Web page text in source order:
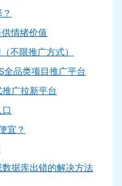
情绪价值
不限推广方式）
全品类项目推广平台
广拉新平台
宜？
据库出错的解决方法